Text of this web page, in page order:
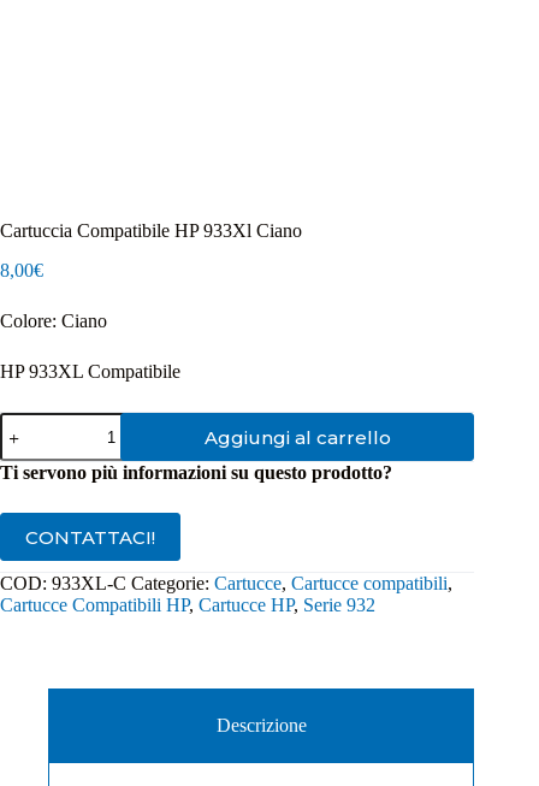
Cartuccia Compatibile HP 933Xl Ciano
8,00€
Colore: Ciano
HP 933XL Compatibile
Cartuccia
Compatibile
HP
933Xl
Aggiungi al carrello
Ti servono più informazioni su questo prodotto?
CONTATTACI!
COD: 933XL-C Categorie: Cartucce, Cartucce compatibili,
Cartucce Compatibili HP, Cartucce HP, Serie 932
Descrizione